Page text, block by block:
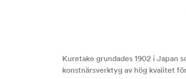
Kuretake grundades 1902 i Japan
konstnärsverktyg av hög kvalitet